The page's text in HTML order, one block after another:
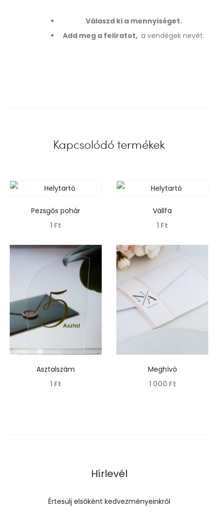
Válaszd ki a mennyiséget.
Add meg a feliratot, a vendégek nevét.
Kapcsolódó termékek
Pezsgős pohár
1 Ft
Vállfa
1 Ft
Asztalszám
1 Ft
Meghívó
1 000 Ft
Hírlevél
Értesülj elsőként kedvezményeinkről